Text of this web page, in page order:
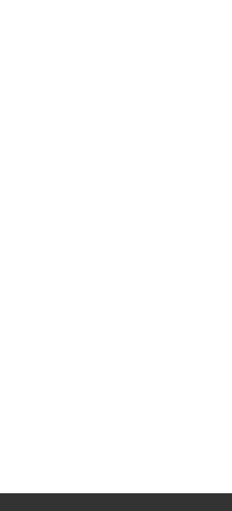
二魂环，完成魂环装配与魂力调试后，即可在对战场景自由释放第二魂技。想要完
限制、爆发收割、魂力续航与全队属性增益，适配PVE推图、副本BOSS以及竞技场
流血持续消耗的节奏优势。11组核心依靠十一郎叠加多层流血debuff，依靠回合持续
空裂缝、里武林镜像副本，后期毕业级传说套装优先攻坚正道陨落、专属湮灭镜像